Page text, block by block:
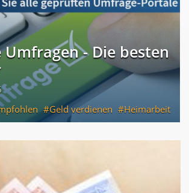
Umfragen - Die besten
Geld verdienen Heimarbeit